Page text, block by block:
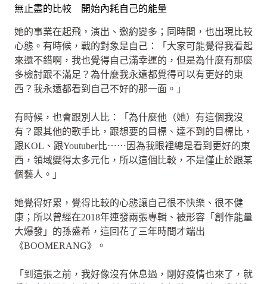
無止盡的比較 開始內耗自己的能量
她的事業在起飛，演出、邀約變多；同時間，也出現比較
心態。有時候，戰的對象是自己：「大家可能覺得我看起
來還不錯啊，我也覺得自己滿幸運的，但是為什麼有那麼
多檢討跟不滿足？為什麼我永遠都覺得可以有更好的東
西？我永遠都看到自己不好的那一面。」
有時候，也會跟別人比：「為什麼他（她）有這個我沒
有？跟其他的歌手比，跟想要的目標、達不到的目標比，
跟KOL、跟Youtuber比⋯⋯因為我眼裡總是看到更好的東
西，領域變得太多元化，所以這個比較，不是僅止於跟某
個藝人。」
她覺得好累，覺得比較的心態讓自己很不快樂、很不健
康；所以曾經在2018年連發兩張專輯、被形容「創作能量
大爆發」的孫盛希，這回花了三年時間才端出
《BOOMERANG》。
「到這張之前，我好像沒有休息過，剛好疫情也來了，就